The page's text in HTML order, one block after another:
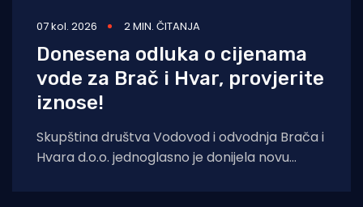
07 kol. 2026 2 MIN. ČITANJA
Donesena odluka o cijenama
vode za Brač i Hvar, provjerite
iznose!
Skupština društva Vodovod i odvodnja Brača i
Hvara d.o.o. jednoglasno je donijela novu